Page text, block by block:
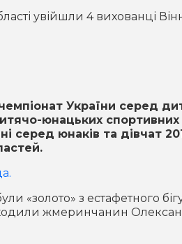
увійшли 4 вихованці
України серед
юнацьких спортивних
серед юнаків та дівчат
«золото» з естафетного
жмеринчанин